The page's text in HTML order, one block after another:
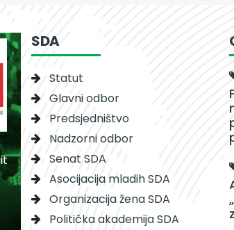
SDA
Statut
Glavni odbor
Predsjedništvo
Nadzorni odbor
Senat SDA
Asocijacija mladih SDA
Organizacija žena SDA
Politička akademija SDA